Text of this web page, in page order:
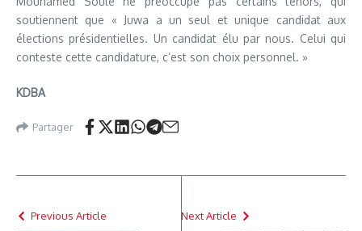
soutiennent que « Juwa a un seul et unique candidat aux
élections présidentielles. Un candidat élu par nous. Celui qui
conteste cette candidature, c’est son choix personnel. »
KDBA
Partager
Previous Article Next Article